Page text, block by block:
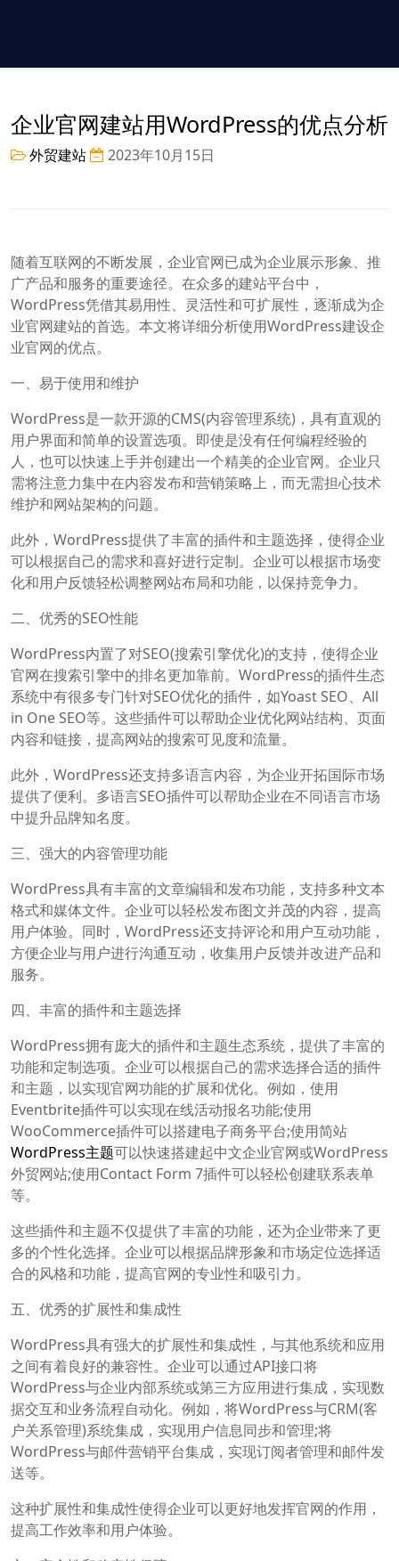
企业官网建站用WordPress的优点分析
外贸建站 2023年10月15日
随着互联网的不断发展，企业官网已成为企业展示形象、推
广产品和服务的重要途径。在众多的建站平台中，
WordPress凭借其易用性、灵活性和可扩展性，逐渐成为企
业官网建站的首选。本文将详细分析使用WordPress建设企
业官网的优点。
一、易于使用和维护
WordPress是一款开源的CMS(内容管理系统)，具有直观的
用户界面和简单的设置选项。即使是没有任何编程经验的
人，也可以快速上手并创建出一个精美的企业官网。企业只
需将注意力集中在内容发布和营销策略上，而无需担心技术
维护和网站架构的问题。
此外，WordPress提供了丰富的插件和主题选择，使得企业
可以根据自己的需求和喜好进行定制。企业可以根据市场变
化和用户反馈轻松调整网站布局和功能，以保持竞争力。
二、优秀的SEO性能
WordPress内置了对SEO(搜索引擎优化)的支持，使得企业
官网在搜索引擎中的排名更加靠前。WordPress的插件生态
系统中有很多专门针对SEO优化的插件，如Yoast SEO、All
in One SEO等。这些插件可以帮助企业优化网站结构、页面
内容和链接，提高网站的搜索可见度和流量。
此外，WordPress还支持多语言内容，为企业开拓国际市场
提供了便利。多语言SEO插件可以帮助企业在不同语言市场
中提升品牌知名度。
三、强大的内容管理功能
WordPress具有丰富的文章编辑和发布功能，支持多种文本
格式和媒体文件。企业可以轻松发布图文并茂的内容，提高
用户体验。同时，WordPress还支持评论和用户互动功能，
方便企业与用户进行沟通互动，收集用户反馈并改进产品和
服务。
四、丰富的插件和主题选择
WordPress拥有庞大的插件和主题生态系统，提供了丰富的
功能和定制选项。企业可以根据自己的需求选择合适的插件
和主题，以实现官网功能的扩展和优化。例如，使用
Eventbrite插件可以实现在线活动报名功能;使用
WooCommerce插件可以搭建电子商务平台;使用简站
WordPress主题可以快速搭建起中文企业官网或WordPress
外贸网站;使用Contact Form 7插件可以轻松创建联系表单
等。
这些插件和主题不仅提供了丰富的功能，还为企业带来了更
多的个性化选择。企业可以根据品牌形象和市场定位选择适
合的风格和功能，提高官网的专业性和吸引力。
五、优秀的扩展性和集成性
WordPress具有强大的扩展性和集成性，与其他系统和应用
之间有着良好的兼容性。企业可以通过API接口将
WordPress与企业内部系统或第三方应用进行集成，实现数
据交互和业务流程自动化。例如，将WordPress与CRM(客
户关系管理)系统集成，实现用户信息同步和管理;将
WordPress与邮件营销平台集成，实现订阅者管理和邮件发
送等。
这种扩展性和集成性使得企业可以更好地发挥官网的作用，
提高工作效率和用户体验。